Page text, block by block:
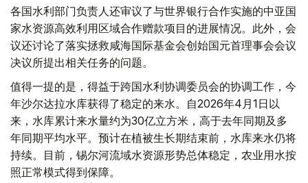
各国水利部门负责人还审议了与世界银行合作实施的中亚国
家水资源高效利用区域合作赠款项目的进展情况。此外，会
议还讨论了落实拯救咸海国际基金会创始国元首理事会会议
决议所提出相关任务的问题。
值得一提的是，得益于跨国水利协调委员会的协调工作，今
年沙尔达拉水库获得了稳定的来水。自2026年4月1日以
来，水库累计来水量约为30亿立方米，高于去年同期及多
年同期平均水平。预计在植被生长期结束前，水库来水仍将
持续。目前，锡尔河流域水资源形势总体稳定，农业用水按
照正常模式得到保障。